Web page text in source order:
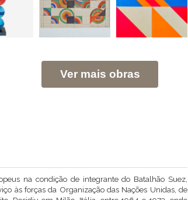
Ver mais obras
na condição de integrante do Batalhão Suez,
às forças da Organização das Nações Unidas, de